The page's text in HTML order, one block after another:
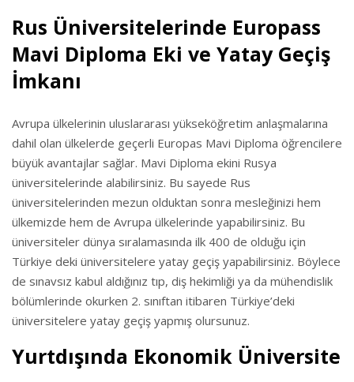
Rus Üniversitelerinde Europass
Mavi Diploma Eki ve Yatay Geçiş
İmkanı
Avrupa ülkelerinin uluslararası yükseköğretim anlaşmalarına
dahil olan ülkelerde geçerli Europas Mavi Diploma öğrencilere
büyük avantajlar sağlar. Mavi Diploma ekini Rusya
üniversitelerinde alabilirsiniz. Bu sayede Rus
üniversitelerinden mezun olduktan sonra mesleğinizi hem
ülkemizde hem de Avrupa ülkelerinde yapabilirsiniz. Bu
üniversiteler dünya sıralamasında ilk 400 de olduğu için
Türkiye deki üniversitelere yatay geçiş yapabilirsiniz. Böylece
de sınavsız kabul aldığınız tıp, diş hekimliği ya da mühendislik
bölümlerinde okurken 2. sınıftan itibaren Türkiye’deki
üniversitelere yatay geçiş yapmış olursunuz.
Yurtdışında Ekonomik Üniversite